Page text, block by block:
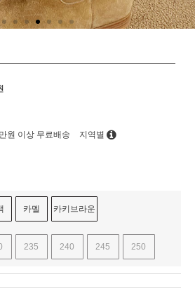
원 이상 무료배송 지역별
카멜 카키브라운
235 240 245 250